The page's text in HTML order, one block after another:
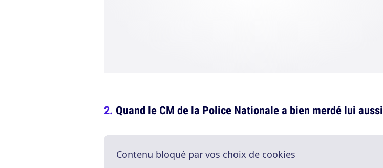
Quand le CM de la Police Nationale a bien merdé lui aussi
Contenu bloqué par vos choix de cookies